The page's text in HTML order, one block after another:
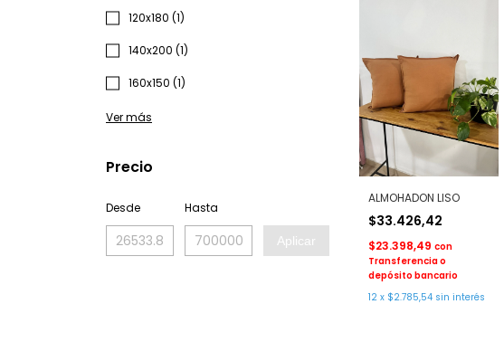
120x180 (1)
140x200 (1)
160x150 (1)
Ver más
Precio
Desde Hasta
Aplicar
ALMOHADON LISO
$33.426,42
$23.398,49 con
Transferencia o
depósito bancario
12 x $2.785,54 sin interés